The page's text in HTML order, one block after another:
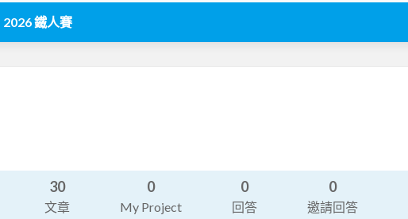
2026 鐵人賽
30
文章
0
My Project
0
回答
0
邀請回答